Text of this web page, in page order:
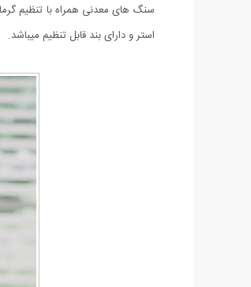
استر و دارای بند قابل تنظیم میباشد.